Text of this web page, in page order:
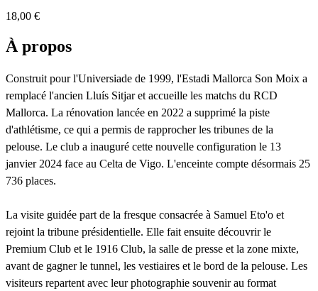
18,00 €
À propos
Construit pour l'Universiade de 1999, l'Estadi Mallorca Son Moix a
remplacé l'ancien Lluís Sitjar et accueille les matchs du RCD
Mallorca. La rénovation lancée en 2022 a supprimé la piste
d'athlétisme, ce qui a permis de rapprocher les tribunes de la
pelouse. Le club a inauguré cette nouvelle configuration le 13
janvier 2024 face au Celta de Vigo. L'enceinte compte désormais 25
736 places.
La visite guidée part de la fresque consacrée à Samuel Eto'o et
rejoint la tribune présidentielle. Elle fait ensuite découvrir le
Premium Club et le 1916 Club, la salle de presse et la zone mixte,
avant de gagner le tunnel, les vestiaires et le bord de la pelouse. Les
visiteurs repartent avec leur photographie souvenir au format